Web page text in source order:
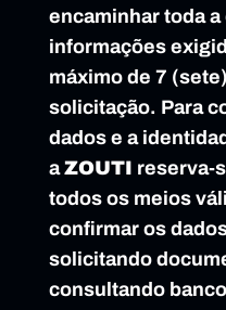
encaminhar toda
informações
máximo de 7
solicitação. Para
dados e a
a ZOUTI reserva-
todos os meios
confirmar os
solicitando
consultando